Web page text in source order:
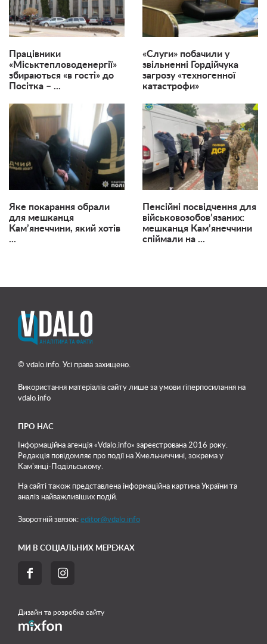
Працівники
«Міськтепловоденергії»
збираються «в гості» до
Посітка – ...
«Слуги» побачили у
звільненні Гордійчука
загрозу «техногенної
катастрофи»
Яке покарання обрали
для мешканця
Кам’янеччини, який хотів
...
Пенсійні посвідчення для
військовозобов’язаних:
мешканця Кам’янеччини
спіймали на ...
© vdalo.info. Усі права захищено.
Використання матеріалів сайту лише за умови гіперпосилання на
vdalo.info
ПРО НАС
Інформаційна агенція «Vdalo.info» зареєстрована 2016 року.
Редакція повідомляє про події на Хмельниччині, зокрема у
Кам'янці-Подільському.
На сайті також представлена інформаційна картина України та
аналіз найважливіших подій.
Зворотній звязок: editor@vdalo.info
МИ В СОЦІАЛЬНИХ МЕРЕЖАХ
 
Дизайн та розробка сайту